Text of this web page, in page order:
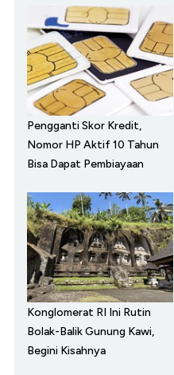
Pengganti Skor Kredit,
Nomor HP Aktif 10 Tahun
Bisa Dapat Pembiayaan
Konglomerat RI Ini Rutin
Bolak-Balik Gunung Kawi,
Begini Kisahnya